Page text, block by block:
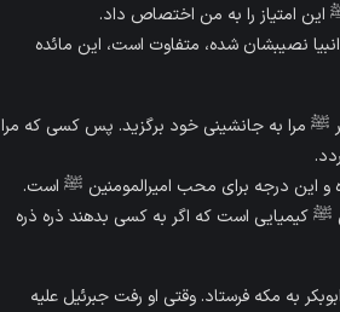
این امتیاز را به من اختصاص داد.
نصیبشان شده، متفاوت است، این مائده
ﷺ مرا به جانشینى خود برگزید. پس کسى که مرا
و این درجه برای محب امیرالمومنین ﷺ است.
ﷺ کیمیایی است که اگر به کسی بدهند ذره ذره
به مکه فرستاد. وقتى او رفت جبرئیل علیه